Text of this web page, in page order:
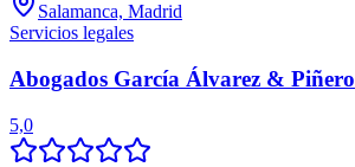
Salamanca, Madrid
Servicios legales
Abogados García Álvarez & Piñero
5,0